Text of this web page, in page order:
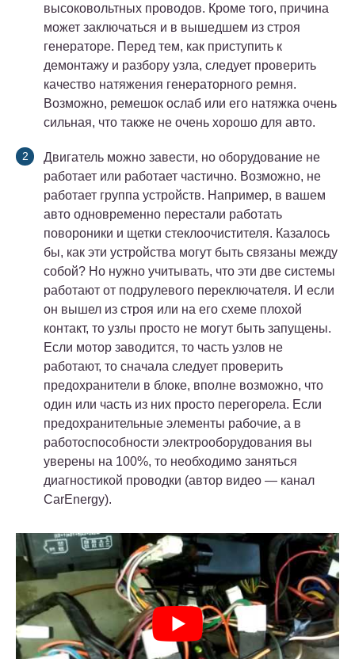
высоковольтных проводов. Кроме того, причина
может заключаться и в вышедшем из строя
генераторе. Перед тем, как приступить к
демонтажу и разбору узла, следует проверить
качество натяжения генераторного ремня.
Возможно, ремешок ослаб или его натяжка очень
сильная, что также не очень хорошо для авто.
Двигатель можно завести, но оборудование не
работает или работает частично. Возможно, не
работает группа устройств. Например, в вашем
авто одновременно перестали работать
повороники и щетки стеклоочистителя. Казалось
бы, как эти устройства могут быть связаны между
собой? Но нужно учитывать, что эти две системы
работают от подрулевого переключателя. И если
он вышел из строя или на его схеме плохой
контакт, то узлы просто не могут быть запущены.
Если мотор заводится, то часть узлов не
работают, то сначала следует проверить
предохранители в блоке, вполне возможно, что
один или часть из них просто перегорела. Если
предохранительные элементы рабочие, а в
работоспособности электрооборудования вы
уверены на 100%, то необходимо заняться
диагностикой проводки (автор видео — канал
CarEnergy).